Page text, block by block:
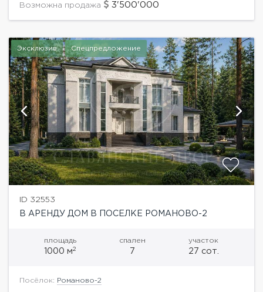
Возможна продажа 3'500'000
Эксклюзив Спецпредложение
ID 32553
В АРЕНДУ ДОМ В ПОСЕЛКЕ РОМАНОВО-2
площадь
1000 м2
спален
7
участок
27 сот.
Посёлок: Романово-2